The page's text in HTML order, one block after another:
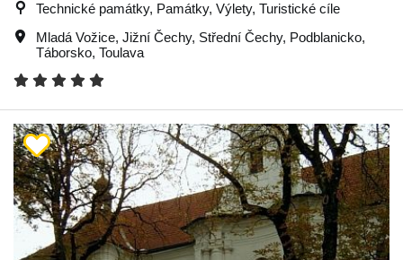
Technické památky, Památky, Výlety, Turistické cíle
Mladá Vožice, Jižní Čechy, Střední Čechy, Podblanicko,
Táborsko, Toulava